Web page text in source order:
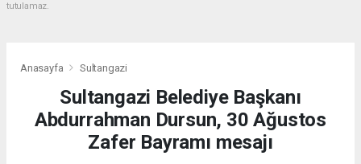
tutulamaz.
Anasayfa Sultangazi
Sultangazi Belediye Başkanı
Abdurrahman Dursun, 30 Ağustos
Zafer Bayramı mesajı